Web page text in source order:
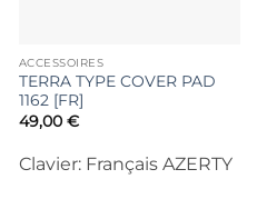
ACCESSOIRES
TERRA TYPE COVER PAD
1162 [FR]
49,00 €
Clavier: Français AZERTY